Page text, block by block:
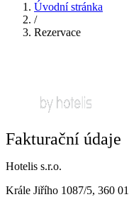
Úvodní stránka
/
Rezervace
Fakturační údaje
Hotelis s.r.o.
Krále Jiřího 1087/5, 360